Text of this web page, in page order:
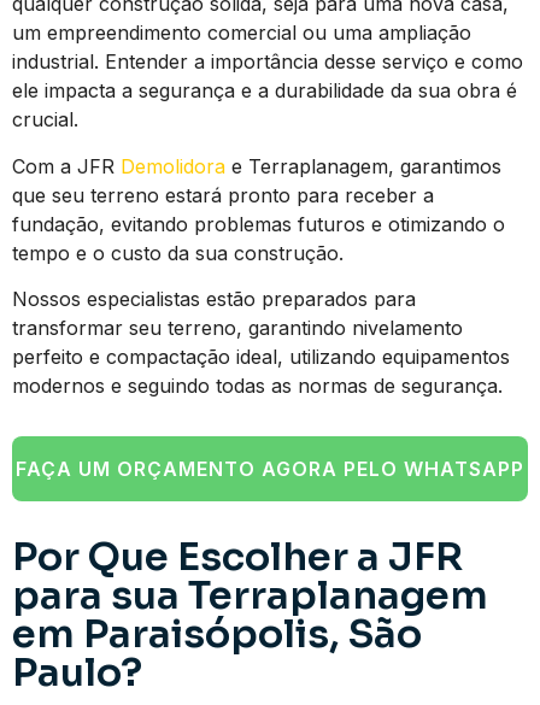
um empreendimento comercial ou uma ampliação
industrial. Entender a importância desse serviço e como
ele impacta a segurança e a durabilidade da sua obra é
crucial.
Com a JFR Demolidora e Terraplanagem, garantimos
que seu terreno estará pronto para receber a
fundação, evitando problemas futuros e otimizando o
tempo e o custo da sua construção.
Nossos especialistas estão preparados para
transformar seu terreno, garantindo nivelamento
perfeito e compactação ideal, utilizando equipamentos
modernos e seguindo todas as normas de segurança.
FAÇA UM ORÇAMENTO AGORA PELO WHATSAPP
Por Que Escolher a JFR
para sua Terraplanagem
em Paraisópolis, São
Paulo?